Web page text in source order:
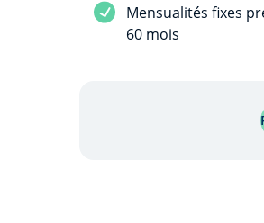
Service inclus
Mensualités fixes
60 mois